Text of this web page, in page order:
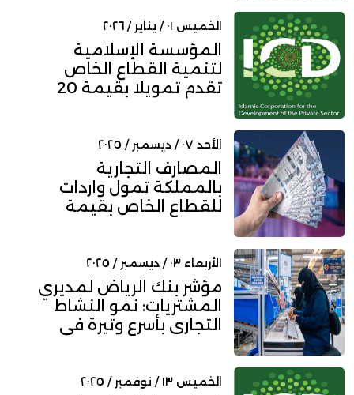
الخميس ٠١ / يناير / ٢٠٢٦
المؤسسة الإسلامية
لتنمية القطاع الخاص
تقدم تمويلا بقيمة 20
الأحد ٠٧ / ديسمبر / ٢٠٢٥
المصارف التجارية
بالمملكة تمول واردات
للقطاع الخاص بقيمة
الأربعاء ٠٣ / ديسمبر / ٢٠٢٥
مؤشر بنك الرياض لمديري
المشتريات: نمو النشاط
التجاري بأسرع وتيرة في
الخميس ١٣ / نوفمبر / ٢٠٢٥